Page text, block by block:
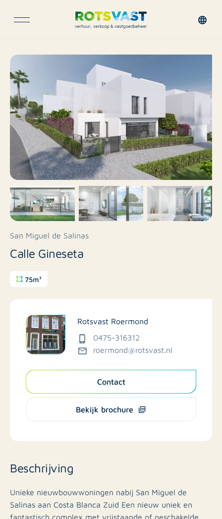
San Miguel de Salinas
Calle Gineseta
75m²
Rotsvast Roermond
0475-316312
roermond@rotsvast.nl
Contact
Bekijk brochure
Beschrijving
Unieke nieuwbouwwoningen nabij San Miguel de
Salinas aan Costa Blanca Zuid Een nieuw uniek en
fantastisch complex met vrijstaande of geschakelde